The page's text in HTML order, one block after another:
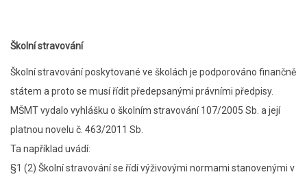
Školní stravování
Školní stravování poskytované ve školách je podporováno finančně
státem a proto se musí řídit předepsanými právními předpisy.
MŠMT vydalo vyhlášku o školním stravování 107/2005 Sb. a její
platnou novelu č. 463/2011 Sb.
Ta například uvádí:
§1 (2) Školní stravování se řídí výživovými normami stanovenými v